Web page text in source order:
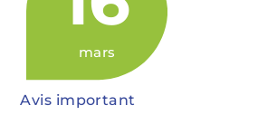
mars
Avis important